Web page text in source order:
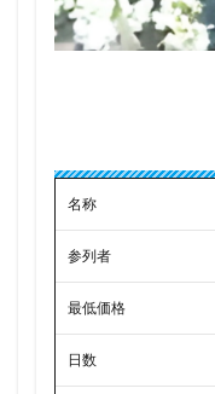
名称
参列者
最低価格
日数